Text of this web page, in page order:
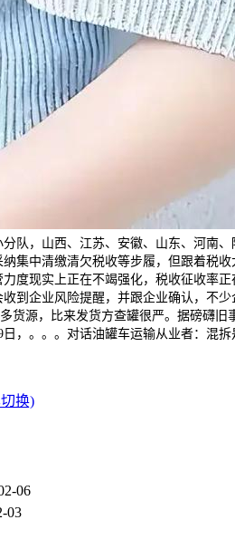
队，山西、江苏、安徽、山东、河南
集中清缴清欠税收等步履，但跟着税
度现实上正在不竭强化，税收征收率
到企业风险提醒，并跟企业确认，不
货源，比来发货方查罐很严。据磅礴旧
，。。。对话油罐车运输从业者：混
换)
06
03